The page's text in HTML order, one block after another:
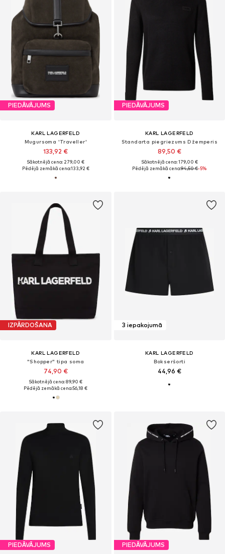
PIEDĀVĀJUMS
KARL LAGERFELD
Mugursoma 'Traveller'
133,92 €
Sākotnējā cena: 279,00 €
Pēdējā zemākā cena:133,92 €
PIEDĀVĀJUMS
KARL LAGERFELD
Standarta piegriezums Džemperis
89,50 €
Sākotnējā cena: 179,00 €
Pēdējā zemākā cena:94,50 €-5%
IZPĀRDOŠANA
KARL LAGERFELD
"Shopper" tipa soma
74,90 €
Sākotnējā cena: 89,90 €
Pēdējā zemākā cena:56,18 €
3 iepakojumā
KARL LAGERFELD
Bokseršorti
44,96 €
PIEDĀVĀJUMS PIEDĀVĀJUMS